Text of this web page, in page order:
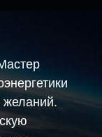
желаний.